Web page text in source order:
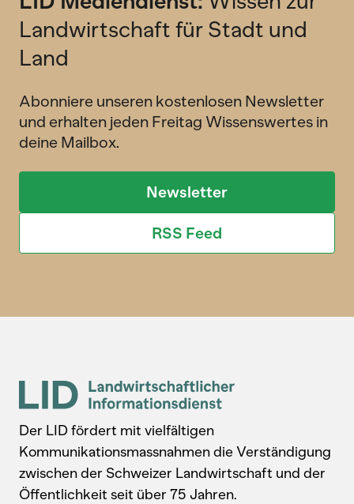
Landwirtschaft für Stadt und
Land
Abonniere unseren kostenlosen Newsletter
und erhalten jeden Freitag Wissenswertes in
deine Mailbox.
Newsletter
RSS Feed
Der LID fördert mit vielfältigen
Kommunikationsmassnahmen die Verständigung
zwischen der Schweizer Landwirtschaft und der
Öffentlichkeit seit über 75 Jahren.